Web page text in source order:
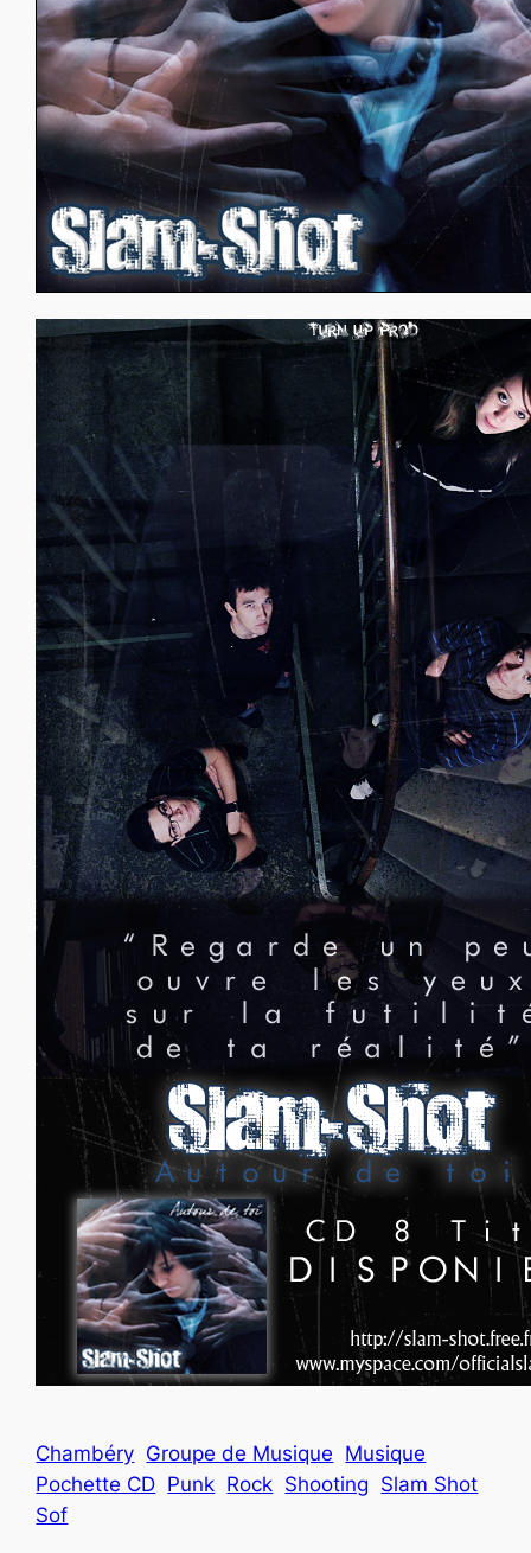
Chambéry Groupe de Musique Musique
Pochette CD Punk Rock Shooting Slam Shot
Sof